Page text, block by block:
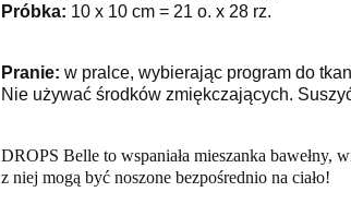
Próbka: 10 x 10 cm = 21 o. x 28 rz.
Pranie: w pralce, wybierając program do
Nie używać środków zmiękczających.
DROPS Belle to wspaniała mieszanka bawełny,
z niej mogą być noszone bezpośrednio na ciało!